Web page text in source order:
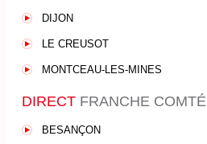
DIJON
LE CREUSOT
MONTCEAU-LES-MINES
DIRECT FRANCHE COMTÉ
BESANÇON